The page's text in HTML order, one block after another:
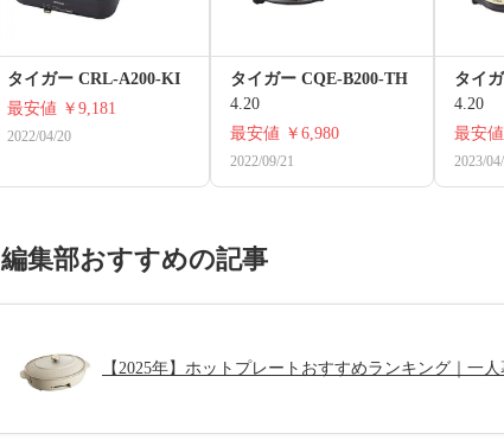
タイガー CRL-A200-KI
最安値 ￥9,181
2022/04/20
タイガー CQE-B200-TH
4.20
最安値 ￥6,980
2022/09/21
タイ
4.20
最安値
2023/
編集部おすすめの記事
【2025年】ホットプレートおすすめランキング｜一